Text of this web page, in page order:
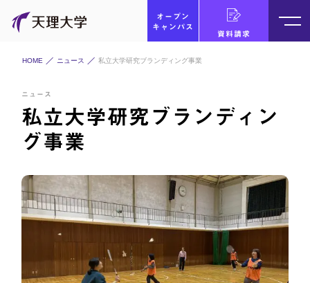
オープン
キャンパス
資料請求
HOME ニュース 私立大学研究ブランディング事業
ニュース
私立大学研究ブランディン
グ事業